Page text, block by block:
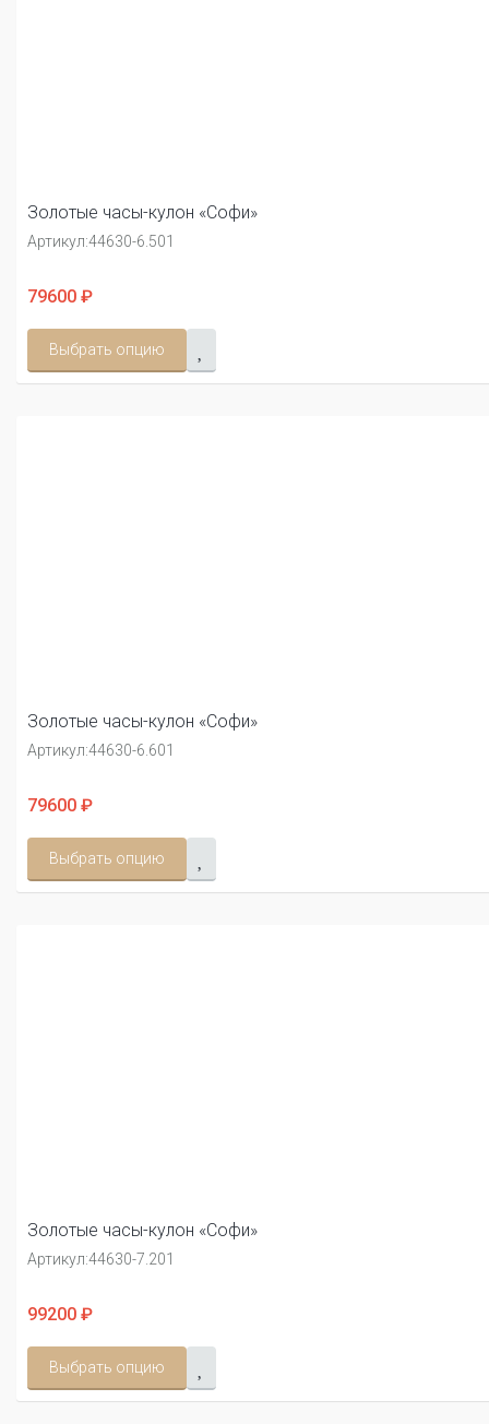
Золотые часы-кулон «Софи»
Артикул:44630-6.501
79600 ₽
Выбрать опцию
Золотые часы-кулон «Софи»
Артикул:44630-6.601
79600 ₽
Выбрать опцию
Золотые часы-кулон «Софи»
Артикул:44630-7.201
99200 ₽
Выбрать опцию